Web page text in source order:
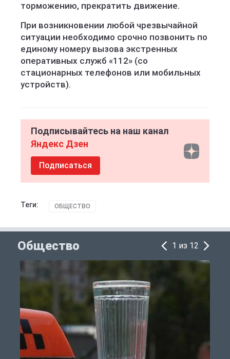
торможению, прекратить движение.
При возникновении любой чрезвычайной
ситуации необходимо срочно позвонить по
единому номеру вызова экстренных
оперативных служб «112» (со
стационарных телефонов или мобильных
устройств).
Подписывайтесь на наш канал
Яндекс Дзен
Подписаться
Теги: ОБЩЕСТВО
Общество 1 из 12